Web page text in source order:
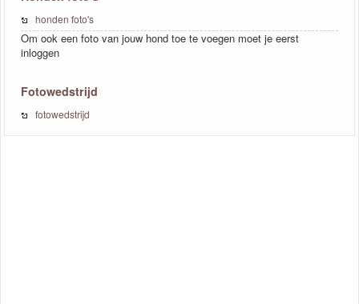
honden foto's
Om ook een foto van jouw hond toe te voegen moet je eerst
inloggen
Fotowedstrijd
fotowedstrijd